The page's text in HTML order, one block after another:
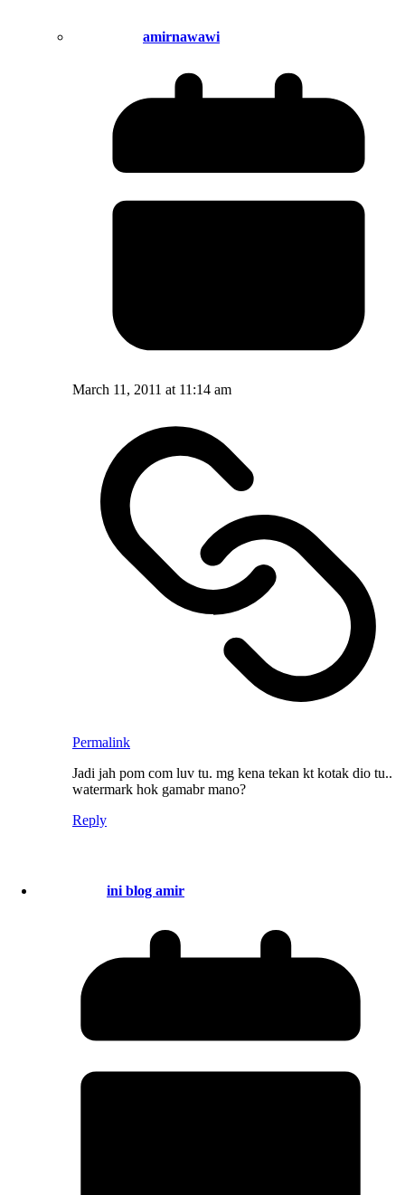
amirnawawi
March 11, 2011 at 11:14 am
Permalink
Jadi jah pom com luv tu. mg kena tekan kt kotak dio tu..
watermark hok gamabr mano?
Reply
ini blog amir